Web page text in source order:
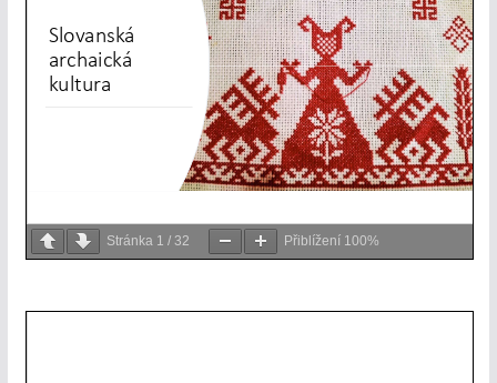
Stránka 1 / 32 Přiblížení 100%